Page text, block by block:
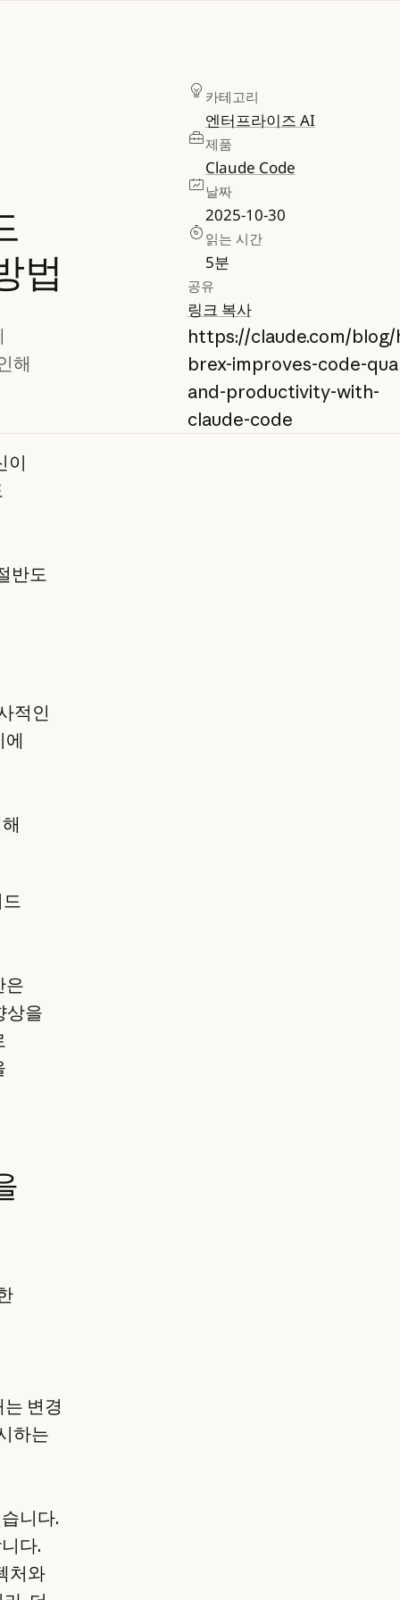
법
해
카테고리
엔터프라이즈 AI
제품
Claude Code
날짜
2025-10-30
읽는 시간
5분
공유
링크 복사
https://claude.com/blog/
brex-improves-code-
and-productivity-with-
claude-code
이
반도
적인
에
은
상을
변경
하는
니다.
다.
처와